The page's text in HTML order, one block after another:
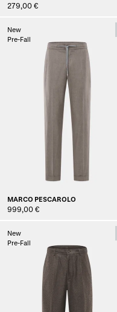
279,00 €
New
Pre-Fall
MARCO PESCAROLO
999,00 €
New
Pre-Fall